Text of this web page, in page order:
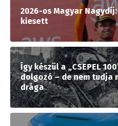
2026-os Magyar
kiesett
Így készül a „CSEPEL
dolgozó – de nem tudja
drága